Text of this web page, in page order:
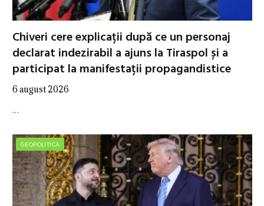
Chiveri cere explicații după ce un personaj
declarat indezirabil a ajuns la Tiraspol și a
participat la manifestații propagandistice
6 august 2026
…
GEOPOLITICA